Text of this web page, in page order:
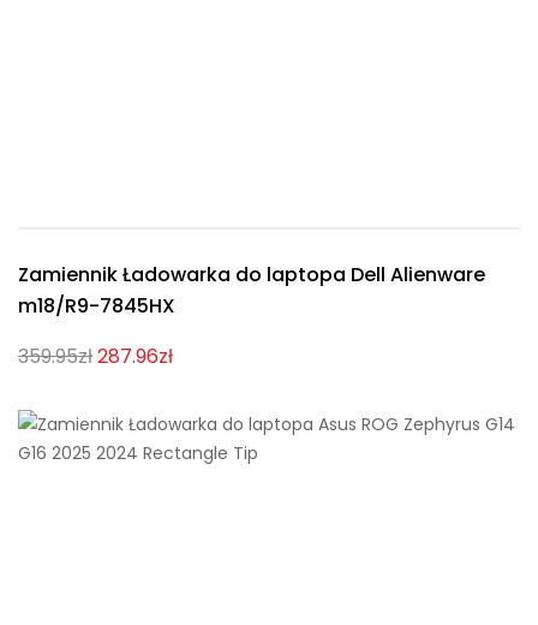
Zamiennik Ładowarka do laptopa Dell Alienware
m18/R9-7845HX
359.95zł287.96zł